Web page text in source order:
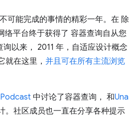
可能完成的事情的精彩一年。在 除
络平台终于获得了 容器查询自从您
以来， 2011 年，自适应设计概念
就在这里， 并且可在所有主流浏览
中讨论了容器查询， 和Una
。社区成员也一直在分享各种提示